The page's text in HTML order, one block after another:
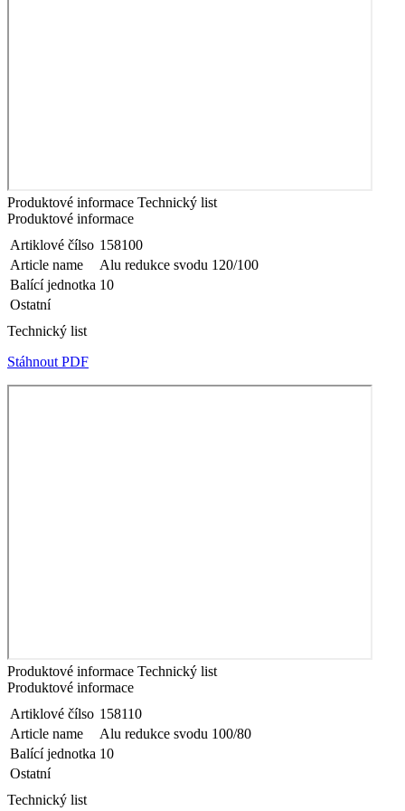
Produktové informace Technický list
Produktové informace
Artiklové čílso 158100
Article name
Alu redukce svodu 120/100
Balící jednotka 10
Ostatní
Technický list
Stáhnout PDF
Produktové informace Technický list
Produktové informace
Artiklové čílso 158110
Article name
Alu redukce svodu 100/80
Balící jednotka 10
Ostatní
Technický list